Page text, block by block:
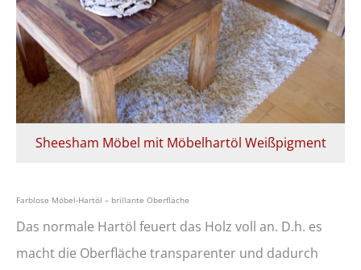
Sheesham Möbel mit Möbelhartöl Weißpigment
Farblose Möbel-Hartöl – brillante Oberfläche
Das normale Hartöl feuert das Holz voll an. D.h. es
macht die Oberfläche transparenter und dadurch